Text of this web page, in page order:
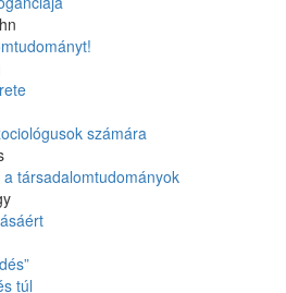
számára
társadalomtudományok
túl